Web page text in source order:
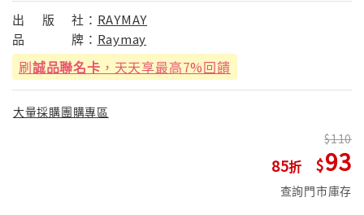
出 版 社： RAYMAY
品
牌： Raymay
刷誠品聯名卡 ，天天享最高7%回饋
大量採購團購專區
85
110
93
查詢門市庫存